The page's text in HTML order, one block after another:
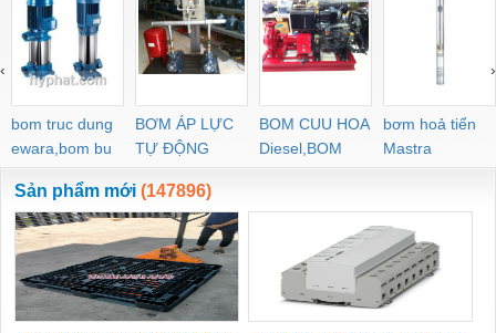
bom truc dung
ewara,bom bu
ewara
BƠM ÁP LỰC
TỰ ĐỘNG
BOM CUU HOA
Diesel,BOM
CHUA CHAY
bơm hoả tiển
Mastra
‹ ›
Sản phẩm mới (147896)